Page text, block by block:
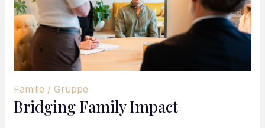
Familie / Gruppe
Bridging Family Impact